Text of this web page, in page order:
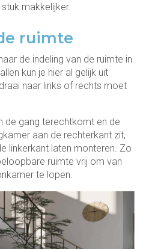
makkelijker.
ruimte
de indeling van de ruimte in
kun je hier al gelijk uit
naar links of rechts moet
de gang terechtkomt en de
aan de rechterkant zit,
linkerkant laten monteren. Zo
ruimte vrij om van
te lopen.